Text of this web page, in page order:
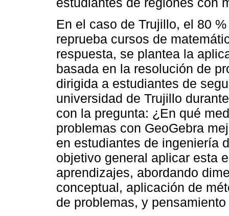
En el caso de Trujillo, el 80
reprueba cursos de
respuesta, se plantea la
basada en la resolución de
dirigida a estudiantes de
universidad de Trujillo
con la pregunta: ¿En qué
problemas con GeoGebra
en estudiantes de ingeniería
objetivo general aplicar esta
aprendizajes, abordando
conceptual, aplicación de
de problemas, y